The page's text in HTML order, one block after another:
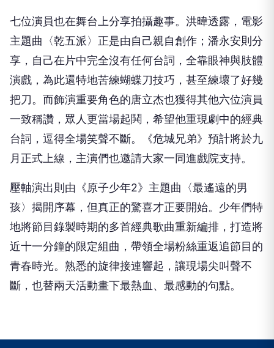
七位演員也在舞台上分享拍攝趣事。洪暐透露，電影
主題曲〈乾五派〉正是由自己親自創作；潘永安則分
享，自己在片中完全沒有任何台詞，全靠眼神與肢體
演戲，為此還特地苦練蝴蝶刀技巧，甚至練壞了好幾
把刀。而飾演重要角色的唐立杰也獲得其他六位演員
一致稱讚，眾人更當場起鬨，希望他重現劇中的經典
台詞，逗得全場笑聲不斷。《危城兄弟》預計將於九
月正式上線，主演們也邀請大家一同進戲院支持。
壓軸演出則由《原子少年2》主題曲〈最遙遠的男
孩〉揭開序幕，但真正的驚喜才正要開始。少年們特
地將節目錄製時期的多首經典歌曲重新編排，打造將
近十一分鐘的限定組曲，帶領全場粉絲重返追節目的
青春時光。熟悉的旋律接連響起，讓現場尖叫聲不
斷，也替兩天活動畫下最熱血、最感動的句點。